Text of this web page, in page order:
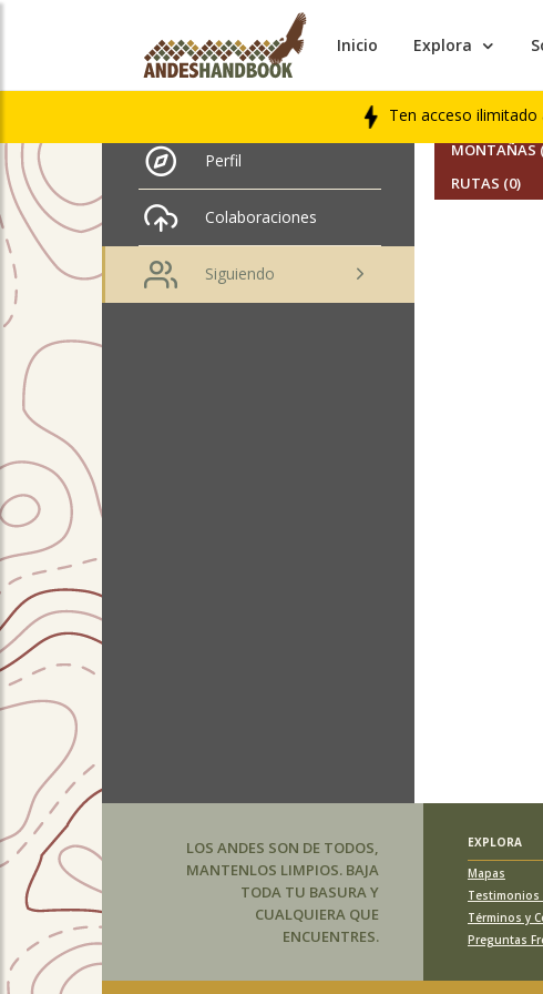
Inicio Explora
Ten acceso
Eduardo Hernández
Venegas
Perfil
Colaboraciones
Siguiendo
AMIGOS (0)
MONTAÑAS
RUTAS (0)
LOS ANDES SON DE TODOS,
MANTENLOS LIMPIOS. BAJA
TODA TU BASURA Y
CUALQUIERA QUE
ENCUENTRES.
EXPLORA
Mapas
Testimonios
Términos y
Preguntas